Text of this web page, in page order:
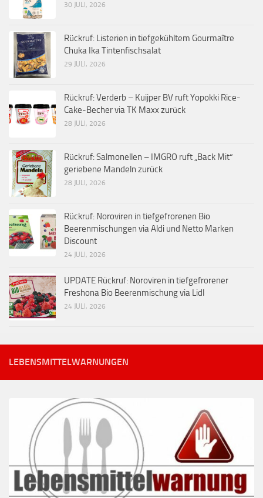
30 JULI, 2026
Rückruf: Listerien in tiefgekühltem Gourmaître
Chuka Ika Tintenfischsalat
29 JULI, 2026
Rückruf: Verderb – Kuijper BV ruft Yopokki Rice-
Cake-Becher via TK Maxx zurück
28 JULI, 2026
Rückruf: Salmonellen – IMGRO ruft „Back Mit“
geriebene Mandeln zurück
28 JULI, 2026
Rückruf: Noroviren in tiefgefrorenen Bio
Beerenmischungen via Aldi und Netto Marken
Discount
24 JULI, 2026
UPDATE Rückruf: Noroviren in tiefgefrorener
Freshona Bio Beerenmischung via Lidl
24 JULI, 2026
LEBENSMITTELWARNUNGEN